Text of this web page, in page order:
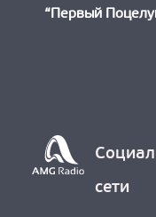
записям
“Первый
сети